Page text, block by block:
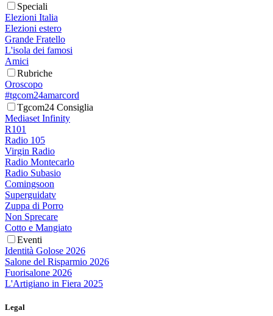
Speciali
Elezioni Italia
Elezioni estero
Grande Fratello
L'isola dei famosi
Amici
Rubriche
Oroscopo
#tgcom24amarcord
Tgcom24 Consiglia
Mediaset Infinity
R101
Radio 105
Virgin Radio
Radio Montecarlo
Radio Subasio
Comingsoon
Superguidatv
Zuppa di Porro
Non Sprecare
Cotto e Mangiato
Eventi
Identità Golose 2026
Salone del Risparmio 2026
Fuorisalone 2026
L'Artigiano in Fiera 2025
Legal